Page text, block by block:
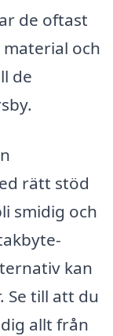
de oftast
och
de
rätt stöd
smidig och
kan
Se till att du
allt från